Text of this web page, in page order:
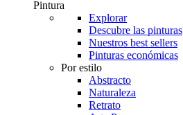
Pintura
Explorar
Descubre las pinturas
Nuestros best sellers
Pinturas económicas
Por estilo
Abstracto
Naturaleza
Retrato